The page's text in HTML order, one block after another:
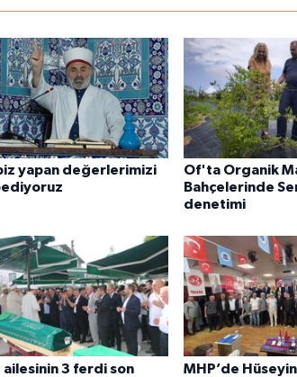
yapan değerlerimizi
Of'ta Organik
Bahçelerinde
denetimi
ailesinin 3 ferdi son
MHP’de